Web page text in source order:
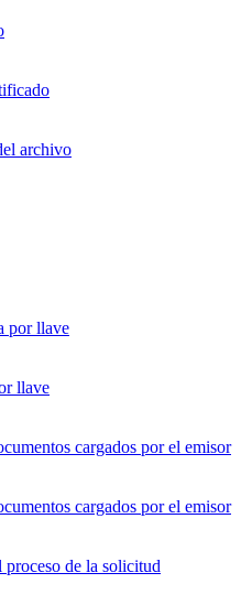
archivo
por llave
llave
cargados por el emisor
cargados por el emisor
proceso de la solicitud